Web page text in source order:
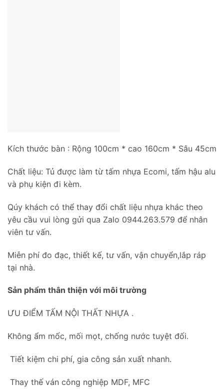
Kích thước bàn : Rộng 100cm * cao 160cm * Sâu 45cm
Chất liệu: Tủ được làm từ tấm nhựa Ecomi, tấm hậu alu
và phụ kiện đi kèm.
Qúy khách có thể thay đổi chất liệu nhựa khác theo
yêu cầu vui lòng gửi qua Zalo 0944.263.579 để nhân
viên tư vấn.
Miễn phí đo đạc, thiết kế, tư vấn, vận chuyển,lắp ráp
tại nhà.
Sản phẩm thân thiện với môi trường
ƯU ĐIỂM TẤM NỘI THẤT NHỰA .
Không ẩm mốc, mối mọt, chống nước tuyệt đối.
Tiết kiệm chi phí, gia công sản xuất nhanh.
Thay thế ván công nghiệp MDF, MFC